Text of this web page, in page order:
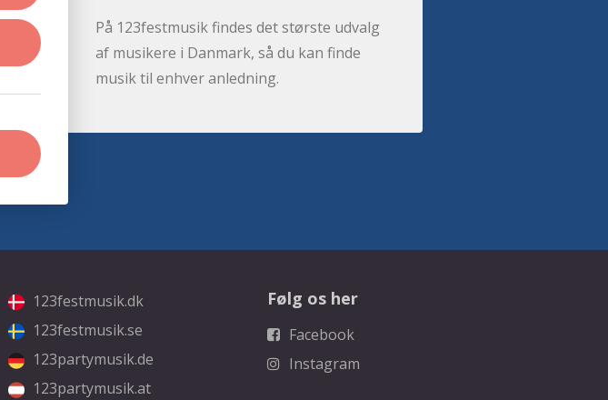
På 123festmusik findes det største udvalg
af musikere i Danmark, så du kan finde
musik til enhver anledning.
123festmusik.dk
123festmusik.se
123partymusik.de
123partymusik.at
Følg os her
Facebook
Instagram